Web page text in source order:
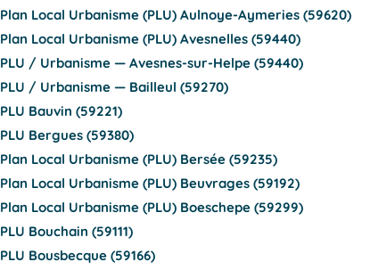
Plan Local Urbanisme (PLU) Aulnoye-Aymeries (59620)
Plan Local Urbanisme (PLU) Avesnelles (59440)
PLU / Urbanisme — Avesnes-sur-Helpe (59440)
PLU / Urbanisme — Bailleul (59270)
PLU Bauvin (59221)
PLU Bergues (59380)
Plan Local Urbanisme (PLU) Bersée (59235)
Plan Local Urbanisme (PLU) Beuvrages (59192)
Plan Local Urbanisme (PLU) Boeschepe (59299)
PLU Bouchain (59111)
PLU Bousbecque (59166)